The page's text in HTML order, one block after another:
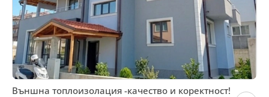
Външна топлоизолация -качество и коректност!